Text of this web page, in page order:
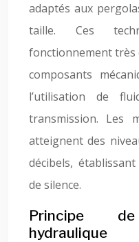
adaptés aux
taille. Ces
fonctionnement très
composants
l’utilisation de
transmission. Les
atteignent des
décibels,
de silence.
Principe de
hydraulique